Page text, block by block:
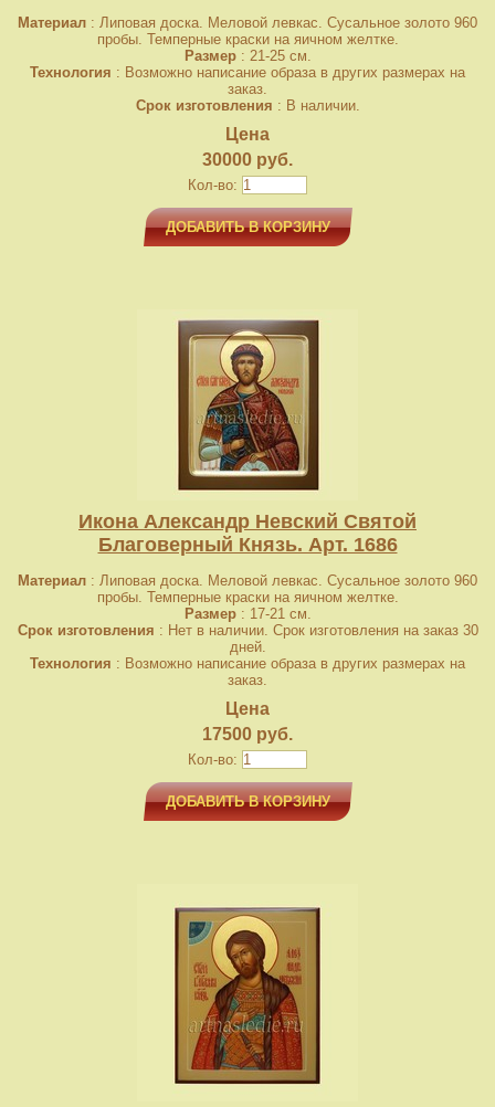
Материал : Липовая доска. Меловой левкас. Сусальное золото 960
пробы. Темперные краски на яичном желтке.
Размер: 21-25 см.
Технология : Возможно написание образа в других размерах на
заказ.
Срок изготовления : В наличии.
Цена
30000 руб.
Кол-во:
ДОБАВИТЬ В КОРЗИНУ
Икона Александр Невский Святой
Благоверный Князь. Арт. 1686
Материал : Липовая доска. Меловой левкас. Сусальное золото 960
пробы. Темперные краски на яичном желтке.
Размер: 17-21 см.
Срок изготовления : Нет в наличии. Срок изготовления на заказ 30
дней.
Технология : Возможно написание образа в других размерах на
заказ.
Цена
17500 руб.
Кол-во:
ДОБАВИТЬ В КОРЗИНУ